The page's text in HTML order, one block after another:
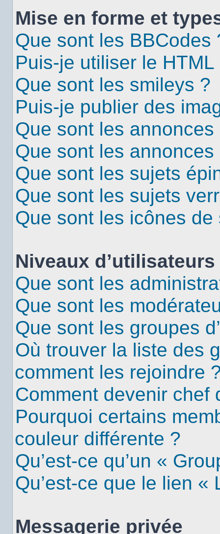
Mise en forme et
Que sont les BBCodes
Puis-je utiliser le HTML
Que sont les smileys ?
Puis-je publier des
Que sont les
Que sont les annonces
Que sont les sujets
Que sont les sujets
Que sont les icônes de
Niveaux
Que sont les
Que sont les
Que sont les groupes
Où trouver la liste des
comment les rejoindre
Comment devenir chef
Pourquoi certains
couleur différente ?
Qu’est-ce qu’un «
Qu’est-ce que le lien «
Messagerie privée